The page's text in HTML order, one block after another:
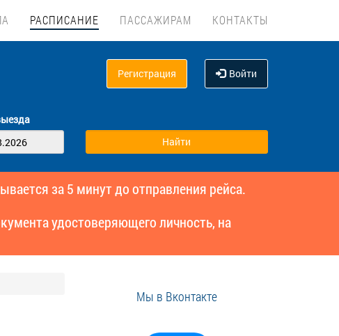
РАСПИСАНИЕ ПАССАЖИРАМ КОНТАКТЫ
Регистрация Войти
за 5 минут до отправления рейса.
удостоверяющего личность, на
Мы в Вконтакте